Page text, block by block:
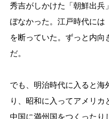
秀吉がしかけた「朝鮮出兵
ぼなかった。江戸時代には
を断っていた。ずっと内
だ。
でも、明治時代に入ると海
り、昭和に入ってアメリカ
中国に満州国をつくったり